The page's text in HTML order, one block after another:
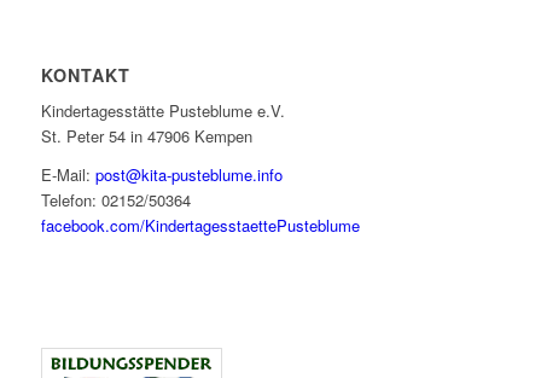
KONTAKT
Kindertagesstätte Pusteblume e.V.
St. Peter 54 in 47906 Kempen
E-Mail: post@kita-pusteblume.info
Telefon: 02152/50364
facebook.com/KindertagesstaettePusteblume